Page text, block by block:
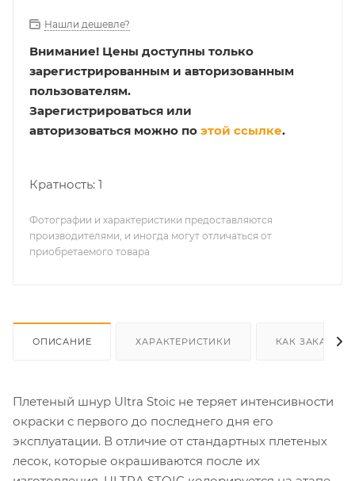
Нашли дешевле?
Внимание! Цены доступны только
зарегистрированным и авторизованным
пользователям.
Зарегистрироваться или
авторизоваться можно по этой ссылке.
Кратность: 1
Фотографии и характеристики предоставляются
производителями, и иногда могут отличаться от
приобретаемого товара
ОПИСАНИЕ ХАРАКТЕРИСТИКИ КАК ЗАКАЗАТЬ
Плетеный шнур Ultra Stoic не теряет интенсивности
окраски с первого до последнего дня его
эксплуатации. В отличие от стандартных плетеных
лесок, которые окрашиваются после их